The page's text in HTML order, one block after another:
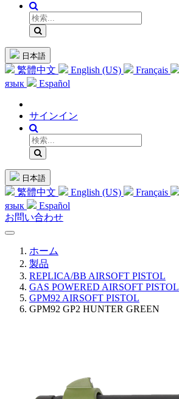
日本語
繁體中文 English (US) Français
язык
Español
サインイン
日本語
繁體中文 English (US) Français
язык
Español
お問い合わせ
ホーム
製品
REPLICA/BB AIRSOFT PISTOL
GAS POWERED AIRSOFT PISTOL
GPM92 AIRSOFT PISTOL
GPM92 GP2 HUNTER GREEN